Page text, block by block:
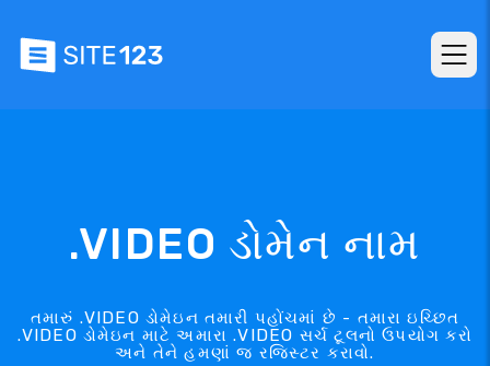
.VIDEO ડોમેન નામ
તમારું .VIDEO ડોમેઇન તમારી પહોંચમાં છે - તમારા ઇચ્છિત
.VIDEO ડોમેઇન માટે અમારા .VIDEO સર્ચ ટૂલનો ઉપયોગ કરો
અને તેને હમણાં જ રજિસ્ટર કરાવો.